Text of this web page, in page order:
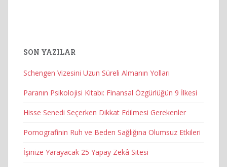
SON YAZILAR
Schengen Vizesini Uzun Süreli Almanın Yolları
Paranın Psikolojisi Kitabı: Finansal Özgürlüğün 9 İlkesi
Hisse Senedi Seçerken Dikkat Edilmesi Gerekenler
Pornografinin Ruh ve Beden Sağlığına Olumsuz Etkileri
İşinize Yarayacak 25 Yapay Zekâ Sitesi